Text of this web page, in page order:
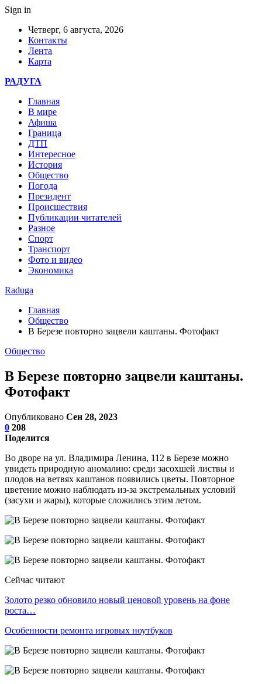
Sign in
Четверг, 6 августа, 2026
Контакты
Лента
Карта
РАДУГА
Главная
В мире
Афиша
Граница
ДТП
Интересное
История
Общество
Погода
Президент
Происшествия
Публикации читателей
Разное
Спорт
Транспорт
Фото и видео
Экономика
Raduga
Главная
Общество
В Березе повторно зацвели каштаны. Фотофакт
Общество
В Березе повторно зацвели каштаны.
Фотофакт
Опубликовано Сен 28, 2023
0 208
Поделится
Во дворе на ул. Владимира Ленина, 112 в Березе можно
увидеть природную аномалию: среди засохшей листвы и
плодов на ветвях каштанов появились цветы. Повторное
цветение можно наблюдать из-за экстремальных условий
(засухи и жары), которые сложились этим летом.
Сейчас читают
Золото резко обновило новый ценовой уровень на фоне
роста…
Особенности ремонта игровых ноутбуков